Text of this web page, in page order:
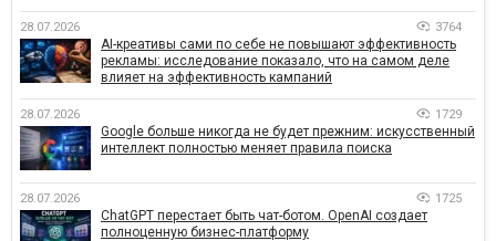
28.07.2026 3764
AI-креативы сами по себе не повышают эффективность
рекламы: исследование показало, что на самом деле
влияет на эффективность кампаний
28.07.2026 1729
Google больше никогда не будет прежним: искусственный
интеллект полностью меняет правила поиска
28.07.2026 1725
ChatGPT перестает быть чат-ботом. OpenAI создает
полноценную бизнес-платформу